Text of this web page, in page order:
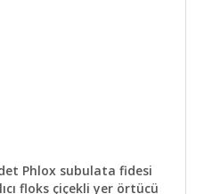
GELİNCE HABER VER
Phlox subulata fidesi
floks çiçekli yer örtücü